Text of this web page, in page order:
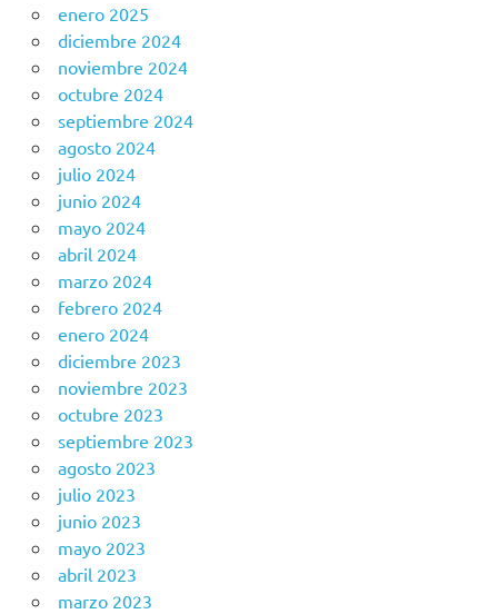
enero 2025
diciembre 2024
noviembre 2024
octubre 2024
septiembre 2024
agosto 2024
julio 2024
junio 2024
mayo 2024
abril 2024
marzo 2024
febrero 2024
enero 2024
diciembre 2023
noviembre 2023
octubre 2023
septiembre 2023
agosto 2023
julio 2023
junio 2023
mayo 2023
abril 2023
marzo 2023